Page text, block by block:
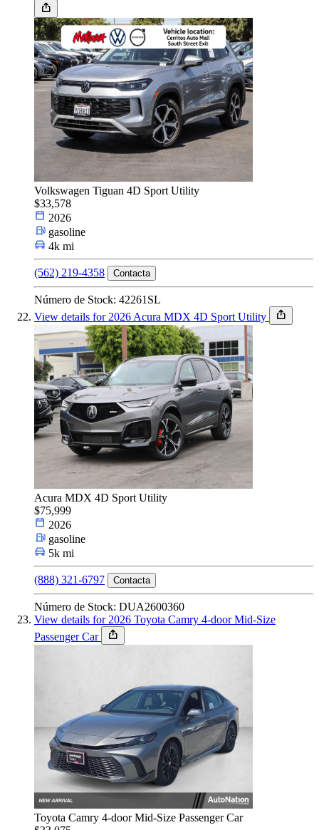
Volkswagen Tiguan 4D Sport Utility
$33,578
2026
gasoline
4k mi
(562) 219-4358 Contacta
Número de Stock: 42261SL
View details for 2026 Acura MDX 4D Sport Utility
Acura MDX 4D Sport Utility
$75,999
2026
gasoline
5k mi
(888) 321-6797 Contacta
Número de Stock: DUA2600360
View details for 2026 Toyota Camry 4-door Mid-Size
Passenger Car
Toyota Camry 4-door Mid-Size Passenger Car